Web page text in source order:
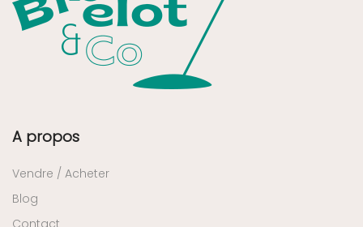
A propos
Vendre / Acheter
Blog
Contact